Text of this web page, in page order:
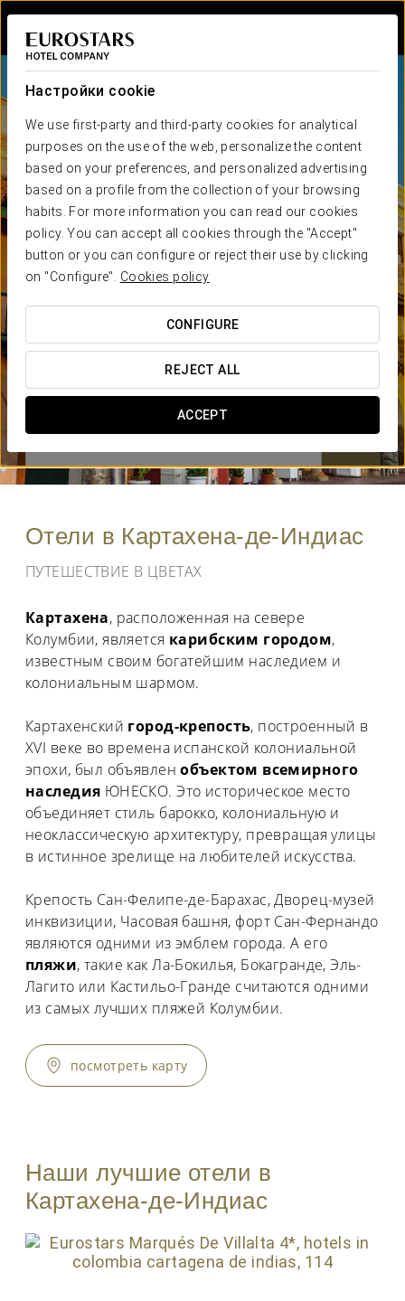
Настройки cookie
We use first-party and third-party cookies for analytical
purposes on the use of the web, personalize the content
based on your preferences, and personalized advertising
based on a profile from the collection of your browsing
habits. For more information you can read our cookies
policy. You can accept all cookies through the "Accept"
button or you can configure or reject their use by clicking
on "Configure". Cookies policy
CONFIGURE
REJECT ALL
ACCEPT
Отели в Картахена-де-Индиас
ПУТЕШЕСТВИЕ В ЦВЕТАХ
Картахена, расположенная на севере
Колумбии, является карибским городом,
известным своим богатейшим наследием и
колониальным шармом.
Картахенский город-крепость, построенный в
XVI веке во времена испанской колониальной
эпохи, был объявленобъектом всемирного
наследия ЮНЕСКО. Это историческое место
объединяет стиль барокко, колониальную и
неоклассическую архитектуру, превращая улицы
в истинное зрелище на любителей искусства.
Крепость Сан-Фелипе-де-Барахас, Дворец-музей
инквизиции, Часовая башня, форт Сан-Фернандо
являются одними из эмблем города. А его
пляжи, такие как Ла-Бокилья, Бокагранде, Эль-
Лагито или Кастильо-Гранде считаются одними
из самых лучших пляжей Колумбии.
посмотреть карту
Наши лучшие отели в
Картахена-де-Индиас